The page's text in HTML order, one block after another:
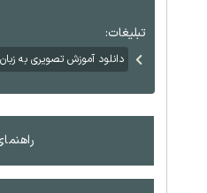
تبلیغات:
دانلود آموزش تصویری به